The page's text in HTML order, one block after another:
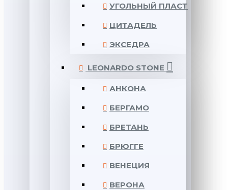
УГОЛЬНЫЙ ПЛАСТ
ЦИТАДЕЛЬ
ЭКСЕДРА
LEONARDO STONE
АНКОНА
БЕРГАМО
БРЕТАНЬ
БРЮГГЕ
ВЕНЕЦИЯ
ВЕРОНА